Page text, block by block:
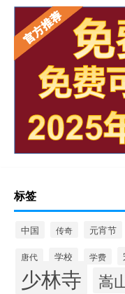
标签
中国 传奇 元宵节
唐代 学校 学费
少林寺 嵩